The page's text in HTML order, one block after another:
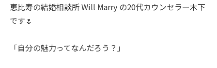
恵比寿の結婚相談所 Will Marry の20代カウンセラー木下
です🌷
「自分の魅力ってなんだろう？」